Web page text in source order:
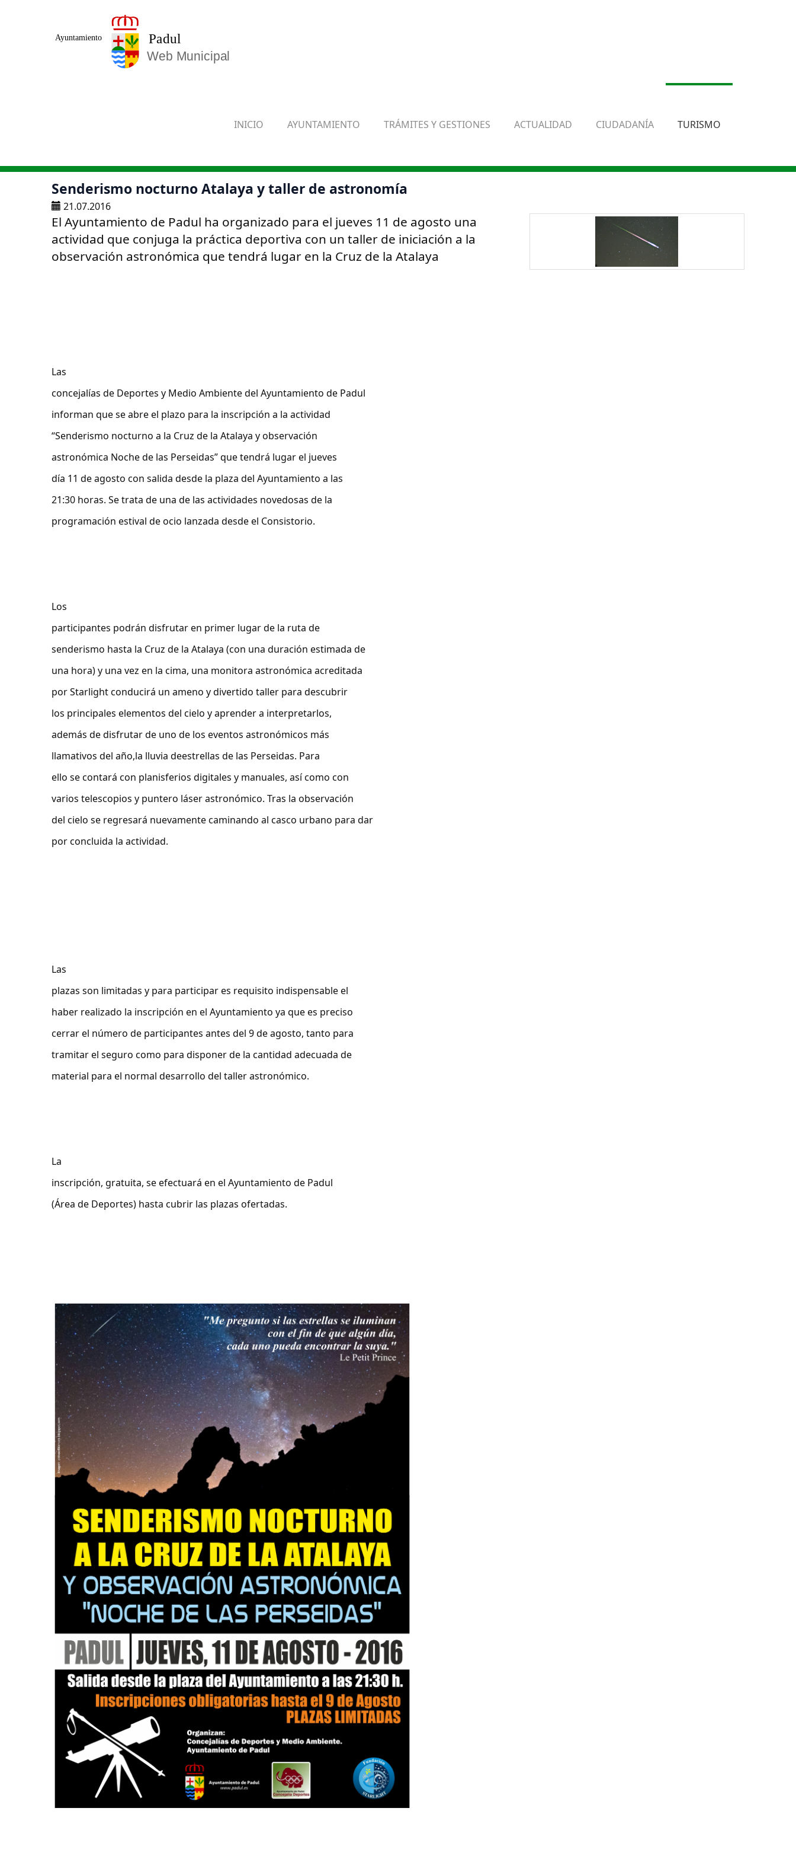
INICIO AYUNTAMIENTO TRÁMITES Y GESTIONES ACTUALIDAD CIUDADANÍA TURISMO
Senderismo nocturno Atalaya y taller de astronomía
21.07.2016
El Ayuntamiento de Padul ha organizado para el jueves 11 de agosto una
actividad que conjuga la práctica deportiva con un taller de iniciación a la
observación astronómica que tendrá lugar en la Cruz de la Atalaya
Las
concejalías de Deportes y Medio Ambiente del Ayuntamiento de Padul
informan que se abre el plazo para la inscripción a la actividad
“Senderismo nocturno a la Cruz de la Atalaya y observación
astronómica Noche de las Perseidas” que tendrá lugar el jueves
día 11 de agosto con salida desde la plaza del Ayuntamiento a las
21:30 horas. Se trata de una de las actividades novedosas de la
programación estival de ocio lanzada desde el Consistorio.
Los
participantes podrán disfrutar en primer lugar de la ruta de
senderismo hasta la Cruz de la Atalaya (con una duración estimada de
una hora) y una vez en la cima, una monitora astronómica acreditada
por Starlight conducirá un ameno y divertido taller para descubrir
los principales elementos del cielo y aprender a interpretarlos,
además de disfrutar de uno de los eventos astronómicos más
llamativos del año,la lluvia deestrellas de las Perseidas. Para
ello se contará con planisferios digitales y manuales, así como con
varios telescopios y puntero láser astronómico. Tras la observación
del cielo se regresará nuevamente caminando al casco urbano para dar
por concluida la actividad.
Las
plazas son limitadas y para participar es requisito indispensable el
haber realizado la inscripción en el Ayuntamiento ya que es preciso
cerrar el número de participantes antes del 9 de agosto, tanto para
tramitar el seguro como para disponer de la cantidad adecuada de
material para el normal desarrollo del taller astronómico.
La
inscripción, gratuita, se efectuará en el Ayuntamiento de Padul
(Área de Deportes) hasta cubrir las plazas ofertadas.